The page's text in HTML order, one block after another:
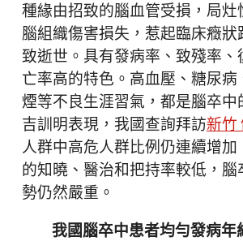
種緣由招致的腦血管受損，局灶
腦組織傷害損失，惹起臨床癥狀
致逝世。具有發病率、致殘率、
亡率高的特色。高血壓、糖尿病
煙等不良生涯習氣，都是腦卒中
吉訓明表現，我國查詢拜訪新竹
人群中高危人群比例仍連續增加
的知曉、醫治和把持率較低，腦
勢仍然嚴重。
我國腦卒中患者均勻發病年